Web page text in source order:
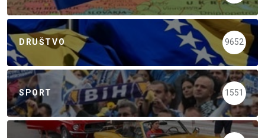
DRUŠTVO 9652
SPORT 1551